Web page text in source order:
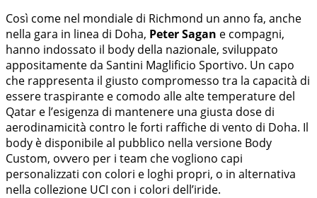
Così come nel mondiale di Richmond un anno fa, anche
nella gara in linea di Doha, Peter Sagan e compagni,
hanno indossato il body della nazionale, sviluppato
appositamente da Santini Maglificio Sportivo. Un capo
che rappresenta il giusto compromesso tra la capacità di
essere traspirante e comodo alle alte temperature del
Qatar e l’esigenza di mantenere una giusta dose di
aerodinamicità contro le forti raffiche di vento di Doha. Il
body è disponibile al pubblico nella versione Body
Custom, ovvero per i team che vogliono capi
personalizzati con colori e loghi propri, o in alternativa
nella collezione UCI con i colori dell’iride.